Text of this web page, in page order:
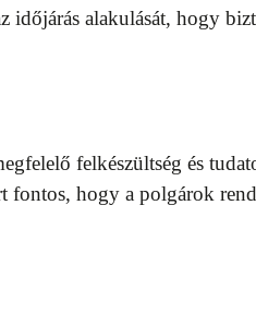
alakulását, hogy
felkészültség és
fontos, hogy a polgárok